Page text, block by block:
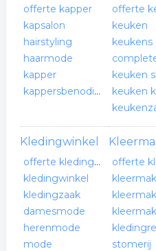
offerte kapper
kapsalon
hairstyling
haarmode
kapper
kappersbenodigdheden
keuken
keukens
keuken
Kledingwinkel
offerte kledingwinkel
kledingwinkel
kledingzaak
damesmode
herenmode
mode
stomerij